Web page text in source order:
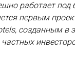
работает
первым
созданным в